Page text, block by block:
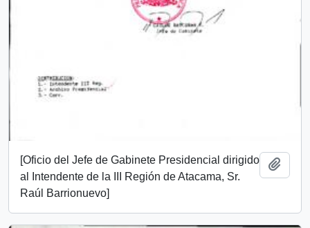
[Oficio del Jefe de Gabinete Presidencial dirigido
al Intendente de la III Región de Atacama, Sr.
Raúl Barrionuevo]